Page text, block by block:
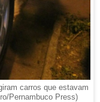
carros que estavam
Pernambuco Press)